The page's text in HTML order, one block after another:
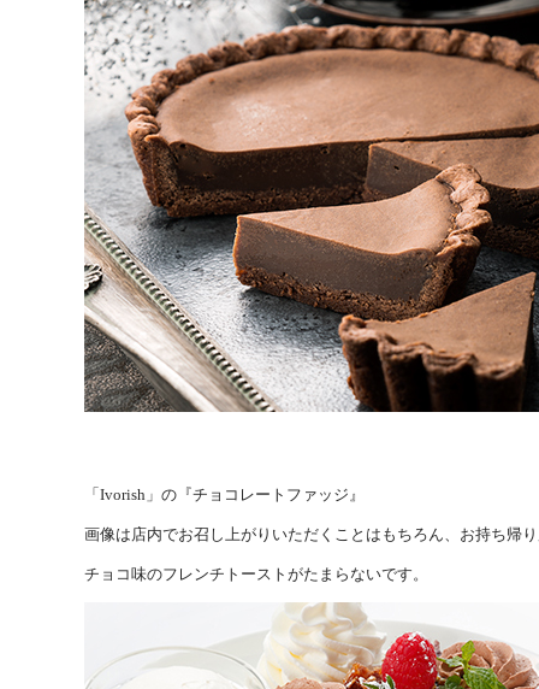
「Ivorish」の『チョコレートファッジ』
画像は店内でお召し上がりいただくことはもちろん、お持ち帰
チョコ味のフレンチトーストがたまらないです。